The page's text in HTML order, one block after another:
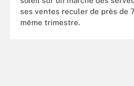
ses ventes reculer de près de
même trimestre.